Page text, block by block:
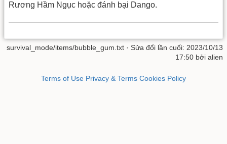
Rương Hầm Ngục hoặc đánh bại Dango.
survival_mode/items/bubble_gum.txt · Sửa đổi lần cuối: 2023/10/13
17:50 bởi alien
Terms of Use Privacy & Terms Cookies Policy